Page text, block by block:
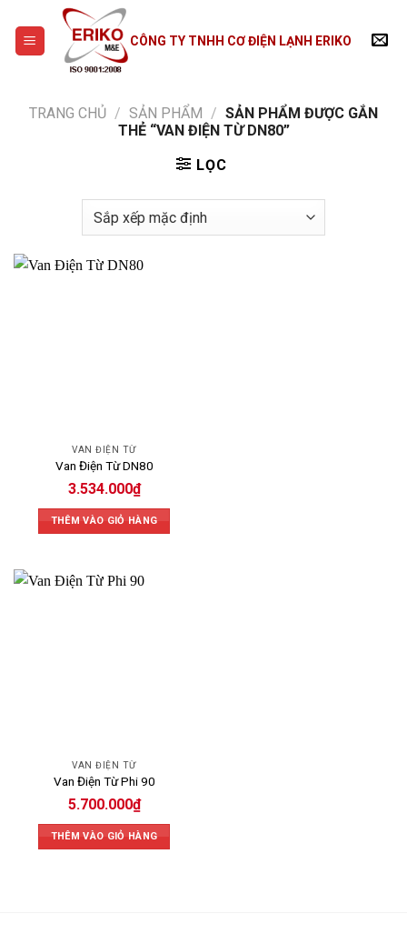
content
CÔNG TY TNHH CƠ ĐIỆN LẠNH ERIKO
TRANG CHỦ / SẢN PHẨM / SẢN PHẨM ĐƯỢC GẮN
THẺ “VAN ĐIỆN TỪ DN80”
LỌC
VAN ĐIỆN TỪ
Van Điện Từ DN80
3.534.000₫
THÊM VÀO GIỎ HÀNG
VAN ĐIỆN TỪ
Van Điện Từ Phi 90
5.700.000₫
THÊM VÀO GIỎ HÀNG